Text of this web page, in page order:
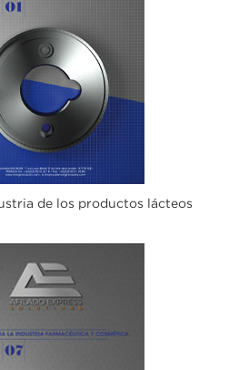
de los productos lácteos